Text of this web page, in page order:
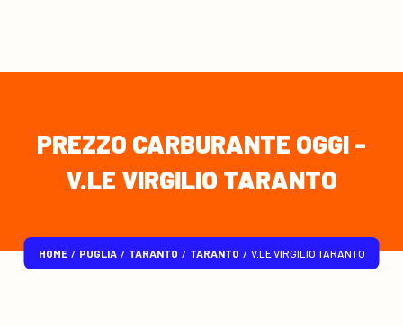
PREZZO CARBURANTE OGGI -
V.LE VIRGILIO TARANTO
HOME / PUGLIA / TARANTO / TARANTO / V.LE VIRGILIO TARANTO